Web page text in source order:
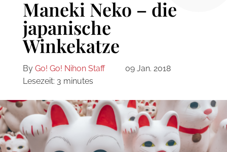
Maneki Neko – die
japanische
Winkekatze
By Go! Go! Nihon Staff
09 Jan. 2018
Lesezeit: 3 minutes